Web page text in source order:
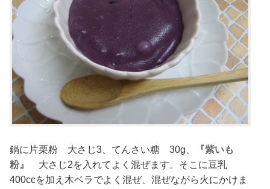
鍋に片栗粉 大さじ3、てんさい糖 30g、
『紫いも
粉』
大さじ2を入れてよく混ぜます。そこに豆乳
400ccを加え木ベラでよく混ぜ、混ぜながら火にかけま